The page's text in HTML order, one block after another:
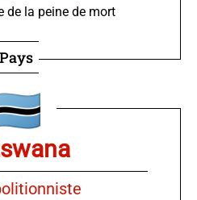
de la peine de mort
Pays